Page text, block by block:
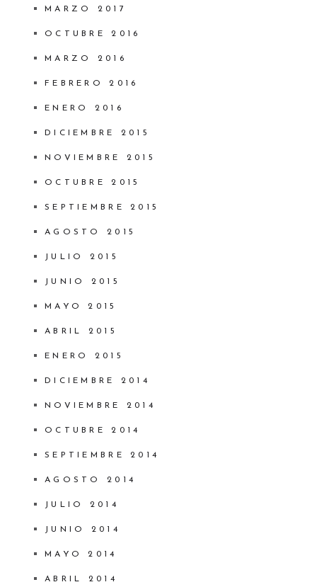
MARZO 2017
OCTUBRE 2016
MARZO 2016
FEBRERO 2016
ENERO 2016
DICIEMBRE 2015
NOVIEMBRE 2015
OCTUBRE 2015
SEPTIEMBRE 2015
AGOSTO 2015
JULIO 2015
JUNIO 2015
MAYO 2015
ABRIL 2015
ENERO 2015
DICIEMBRE 2014
NOVIEMBRE 2014
OCTUBRE 2014
SEPTIEMBRE 2014
AGOSTO 2014
JULIO 2014
JUNIO 2014
MAYO 2014
ABRIL 2014